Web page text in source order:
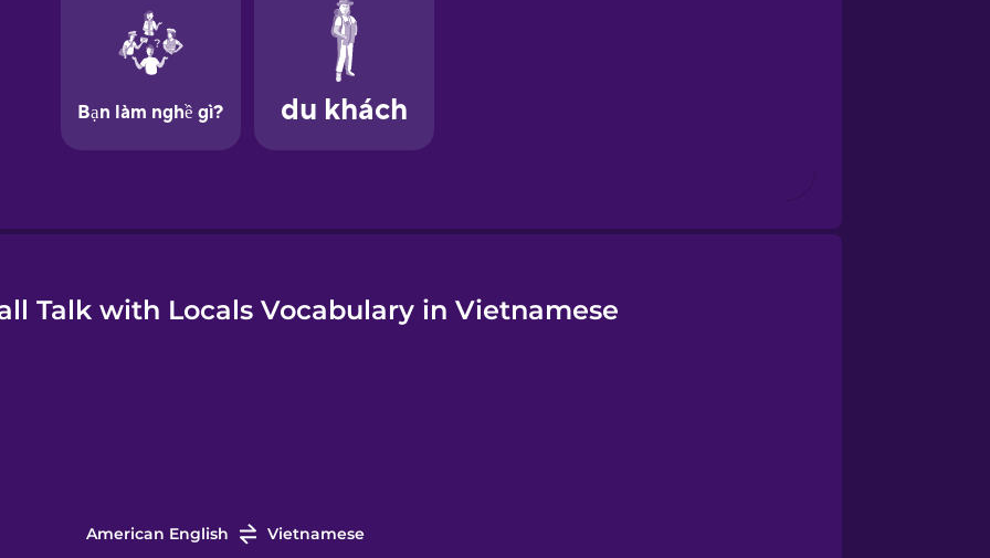
Talk with Locals Vocabulary in Vietnamese
American English Vietnamese